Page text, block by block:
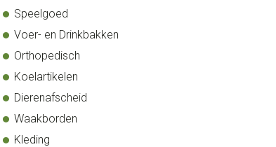
Speelgoed
Voer- en Drinkbakken
Orthopedisch
Koelartikelen
Dierenafscheid
Waakborden
Kleding